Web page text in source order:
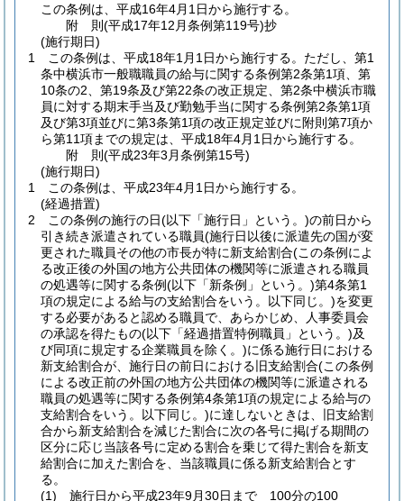
この条例は、平成16年4月1日から施行する。
附 則(平成17年12月条例第119号)抄
(施行期日)
1
この条例は、平成18年1月1日から施行する。 ただし、第1
条中横浜市一般職職員の給与に関する条例第2条第1項、第
10条の2、第19条及び第22条の改正規定、第2条中横浜市職
員に対する期末手当及び勤勉手当に関する条例第2条第1項
及び第3項並びに第3条第1項の改正規定並びに附則第7項か
ら第11項までの規定は、平成18年4月1日から施行する。
附 則(平成23年3月条例第15号)
(施行期日)
1
この条例は、平成23年4月1日から施行する。
(経過措置)
2
この条例の施行の日(以下「施行日」という。)の前日から
引き続き派遣されている職員(施行日以後に派遣先の国が変
更された職員その他の市長が特に新支給割合(この条例によ
る改正後の外国の地方公共団体の機関等に派遣される職員
の処遇等に関する条例(以下「新条例」という。)第4条第1
項の規定による給与の支給割合をいう。以下同じ。)を変更
する必要があると認める職員で、あらかじめ、人事委員会
の承認を得たもの(以下「経過措置特例職員」という。)及
び同項に規定する企業職員を除く。)に係る施行日における
新支給割合が、施行日の前日における旧支給割合(この条例
による改正前の外国の地方公共団体の機関等に派遣される
職員の処遇等に関する条例第4条第1項の規定による給与の
支給割合をいう。以下同じ。)に達しないときは、旧支給割
合から新支給割合を減じた割合に次の各号に掲げる期間の
区分に応じ当該各号に定める割合を乗じて得た割合を新支
給割合に加えた割合を、当該職員に係る新支給割合とす
る。
(1)
施行日から平成23年9月30日まで 100分の100